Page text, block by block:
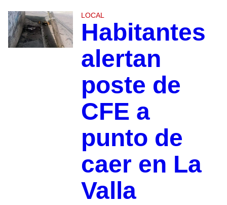
LOCAL
Habitantes
alertan
poste de
CFE a
punto de
caer en La
Valla